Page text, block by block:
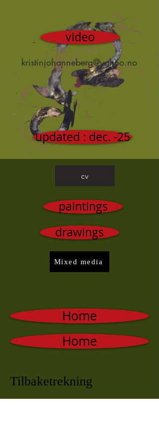
video
kristinjohanneberg@yahoo.no
updated : dec. -25
cv
paintings
drawings
Mixed media
Home
Home
Tilbaketrekning